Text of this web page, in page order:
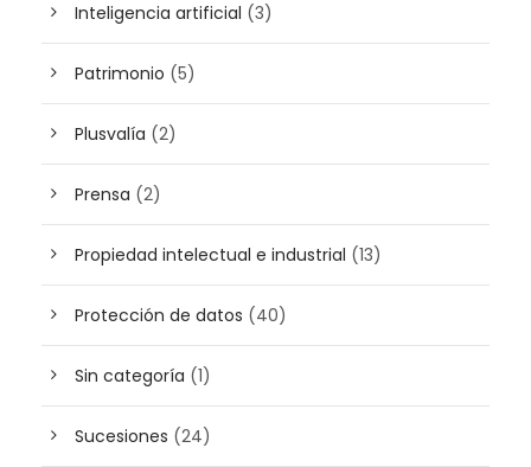
Inteligencia artificial (3)
Patrimonio (5)
Plusvalía (2)
Prensa (2)
Propiedad intelectual e industrial (13)
Protección de datos (40)
Sin categoría (1)
Sucesiones (24)